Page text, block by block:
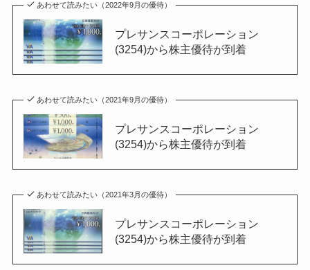
あわせて読みたい（2022年9月の優待）
プレサンスコーポレーション
(3254)から株主優待が到着
あわせて読みたい（2021年9月の優待）
プレサンスコーポレーション
(3254)から株主優待が到着
あわせて読みたい（2021年3月の優待）
プレサンスコーポレーション
(3254)から株主優待が到着